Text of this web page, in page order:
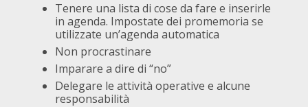
Tenere una lista di cose da fare e inserirle
in agenda. Impostate dei promemoria se
utilizzate un’agenda automatica
Non procrastinare
Imparare a dire di “no”
Delegare le attività operative e alcune
responsabilità